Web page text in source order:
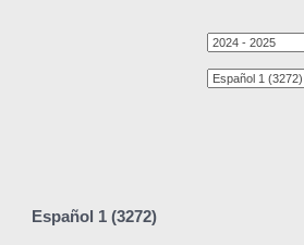
Español 1 (3272)